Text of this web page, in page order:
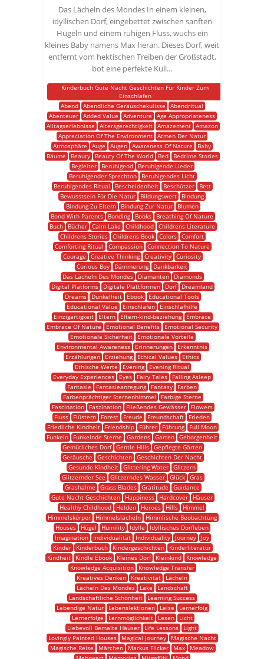
Das Lächeln des Mondes In einem kleinen,
idyllischen Dorf, eingebettet zwischen sanften
Hügeln und einem ruhigen Fluss, wuchs ein
kleines Baby namens Max heran. Dieses Dorf, weit
entfernt vom hektischen Treiben der Großstadt,
bot eine perfekte Kuli...
Kinderbuch Gute Nacht Geschichten Für Kinder Zum
Einschlafen
Abend Abendliche Geräuschekulisse
Abendritual
Abenteuer Added Value Adventure
Age Appropriateness
Alltagserlebnisse
Altersgerechtigkeit Amazement
Amazon
Appreciation Of The Environment Atmen Der Natur
Atmosphäre
Auge Augen Awareness Of Nature
Baby
Bäume
Beauty Beauty Of The World Bed
Bedtime Stories
Begleiter
Beruhigend
Beruhigende Lieder
Beruhigender Sprechton
Beruhigendes Licht
Beruhigendes Ritual
Bescheidenheit Beschützer
Bett
Bewusstsein Für Die Natur
Bildungswert
Bindung
Bindung Zu Eltern
Bindung Zur Natur
Blumen
Bond With Parents
Bonding Books
Breathing Of Nature
Buch
Bücher Calm Lake Childhood
Childrens Literature
Childrens Stories Childrens Book Colors Comfort
Comforting Ritual
Compassion
Connection To Nature
Courage
Creative Thinking Creativity Curiosity
Curious Boy
Dämmerung
Dankbarkeit
Das Lächeln Des Mondes
Diamanten
Diamonds
Digital Platforms
Digitale Plattformen Dorf
Dreamland
Dreams
Dunkelheit Ebook
Educational Tools
Educational Value
Einschlafen
Einschlafhilfe
Einzigartigkeit
Eltern Eltern-kind-beziehung
Embrace
Embrace Of Nature
Emotional Benefits
Emotional Security
Emotionale Sicherheit
Emotionale Vorteile
Environmental Awareness
Erinnerungen
Erkenntnis
Erzählungen
Erziehung Ethical Values
Ethics
Ethische Werte
Evening
Evening Ritual
Everyday Experiences
Eyes Fairy Tales
Falling Asleep
Fantasie
Fantasieanregung Fantasy
Farben
Farbenprächtiger Sternenhimmel
Farbige Sterne
Fascination
Faszination Fließendes Gewässer
Flowers
Fluss
Flüstern Forest Freude Freundschaft
Frieden
Friedliche Kindheit
Friendship Führer Führung
Full Moon
Funkeln
Funkelnde Sterne Gardens Garten Geborgenheit
Gemütliches Dorf
Gentle Hills
Gepflegte Gärten
Geräusche
Geschichten
Geschichten Der Nacht
Gesunde Kindheit Glittering Water Glitzern
Glitzernder See
Glitzerndes Wasser Glück
Gras
Grashalme
Grass Blades Gratitude
Guidance
Gute Nacht Geschichten
Happiness Hardcover
Häuser
Healthy Childhood
Helden Heroes Hills
Himmel
Himmelskörper
Himmelslächeln
Himmlische Beobachtung
Houses
Hügel Humility Idylle
Idyllisches Dorfleben
Imagination
Individualität Individuality Journey
Joy
Kinder
Kinderbuch Kindergeschichten
Kinderliteratur
Kindheit
Kindle Ebook Kleines Dorf Kleinkind
Knowledge
Knowledge Acquisition
Knowledge Transfer
Kreatives Denken
Kreativität
Lächeln
Lächeln Des Mondes
Lake
Landschaft
Landschaftliche Schönheit
Learning Success
Lebendige Natur
Lebenslektionen Leise
Lernerfolg
Lernerfolge
Lernmöglichkeit Lesen
Licht
Liebevoll Bemalte Häuser
Life Lessons
Light
Lovingly Painted Houses
Magical Journey
Magische Nacht
Magische Reise
Märchen Markus Flicker Max
Meadow